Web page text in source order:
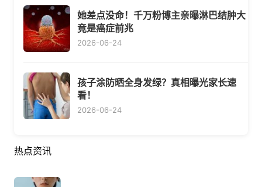
她差点没命！千万粉博主亲曝淋巴结肿大
竟是癌症前兆
2026-06-24
孩子涂防晒全身发绿？真相曝光家长速
看！
2026-06-24
热点资讯